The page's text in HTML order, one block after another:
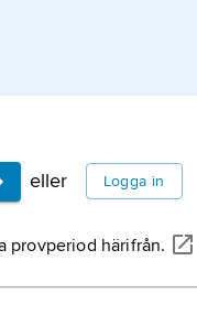
eller Logga in
provperiod härifrån.